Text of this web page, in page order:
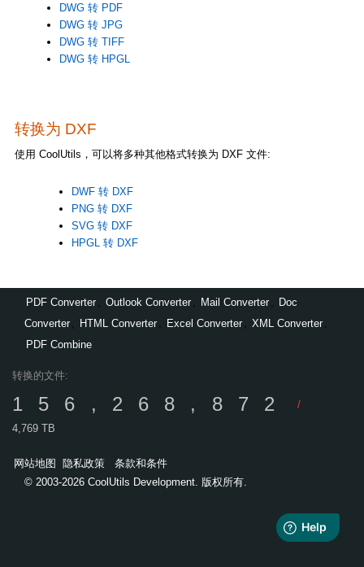
DWG 转 PDF
DWG 转 JPG
DWG 转 TIFF
DWG 转 HPGL
转换为 DXF
使用 CoolUtils，可以将多种其他格式转换为 DXF 文件:
DWF 转 DXF
PNG 转 DXF
SVG 转 DXF
HPGL 转 DXF
PDF Converter Outlook Converter Mail Converter
Doc
Converter
HTML Converter Excel Converter XML Converter
PDF Combine
转换的文件:
156,268,872
/
4,769 TB
网站地图 隐私政策
条款和条件
© 2003-2026 CoolUtils Development. 版权所有.